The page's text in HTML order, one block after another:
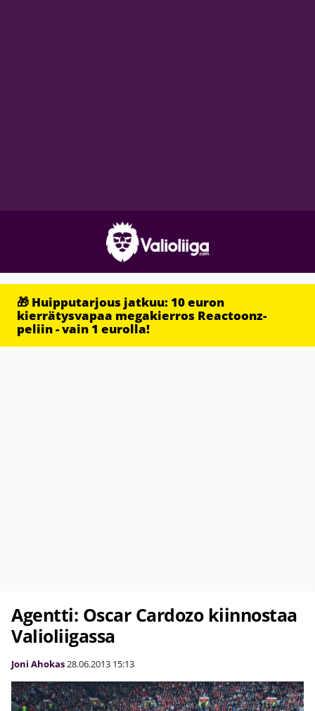
🎁 Huipputarjous jatkuu: 10 euron
kierrätysvapaa megakierros Reactoonz-
peliin - vain 1 eurolla!
Agentti: Oscar Cardozo kiinnostaa
Valioliigassa
Joni Ahokas28.06.2013 15:13